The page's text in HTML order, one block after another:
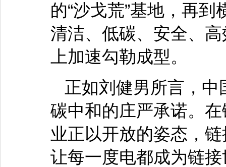
的“沙戈荒”基地，再
清洁、低碳、安全、
上加速勾勒成型。
正如刘健男所言，
碳中和的庄严承诺。
业正以开放的姿态，
让每一度电都成为链